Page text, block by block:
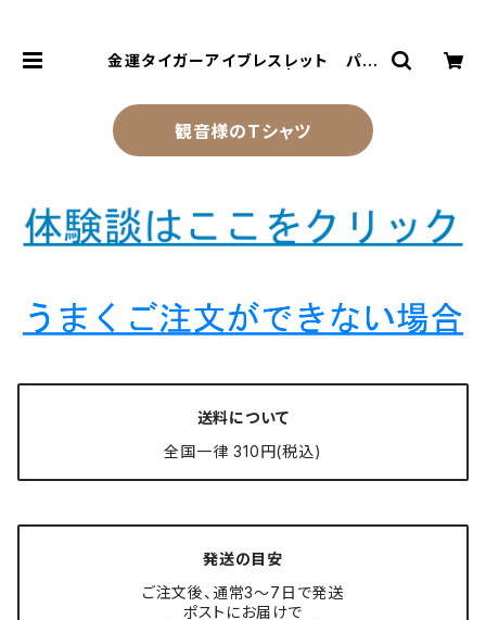
金運タイガーアイブレスレット パワ
観音様のTシャツ
送料について
全国一律 310円(税込)
発送の目安
ご注文後、通常3〜7日で発送
ポストにお届けで